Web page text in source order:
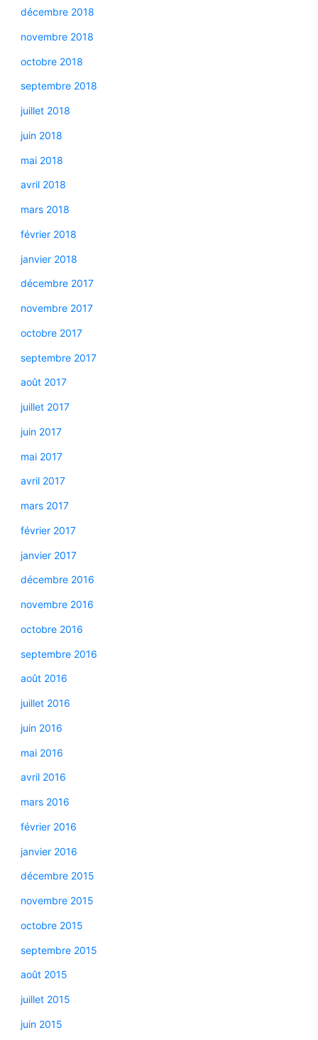
décembre 2018
novembre 2018
octobre 2018
septembre 2018
juillet 2018
juin 2018
mai 2018
avril 2018
mars 2018
février 2018
janvier 2018
décembre 2017
novembre 2017
octobre 2017
septembre 2017
août 2017
juillet 2017
juin 2017
mai 2017
avril 2017
mars 2017
février 2017
janvier 2017
décembre 2016
novembre 2016
octobre 2016
septembre 2016
août 2016
juillet 2016
juin 2016
mai 2016
avril 2016
mars 2016
février 2016
janvier 2016
décembre 2015
novembre 2015
octobre 2015
septembre 2015
août 2015
juillet 2015
juin 2015